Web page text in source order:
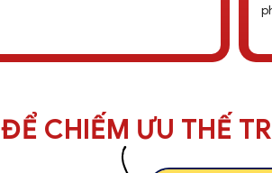
VACT, QDA,
ĐỂ CHIẾM ƯU THẾ